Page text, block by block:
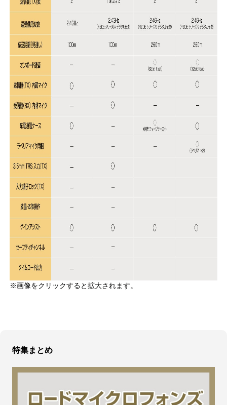
※画像をクリックすると拡大されます。
特集まとめ